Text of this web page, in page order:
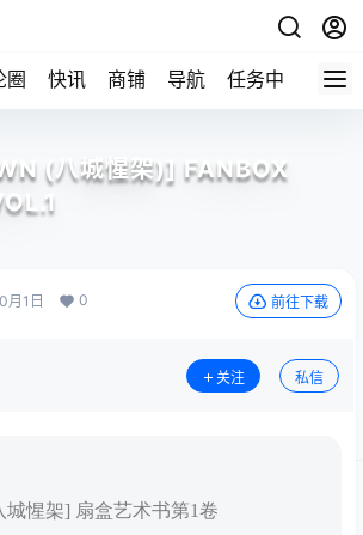
圈 快讯 商铺 导航 任务中心 帮助
(八城惺架)] FANBOX
月1日 0 前往下载
关注 私信
城惺架] 扇盒艺术书第1卷